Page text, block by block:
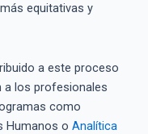
equitativas y
a este proceso
a los profesionales
como
Humanos o Analítica